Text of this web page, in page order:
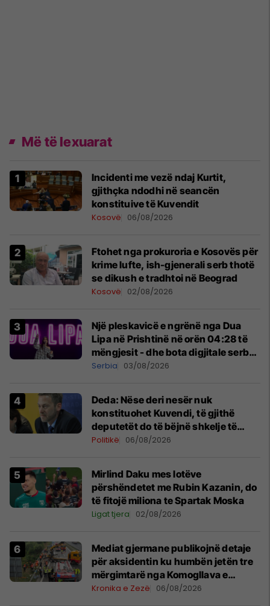
Më të lexuarat
Incidenti me vezë ndaj Kurtit,
gjithçka ndodhi në seancën
konstituive të Kuvendit
Kosovë 06/08/2026
Ftohet nga prokuroria e Kosovës për
krime lufte, ish-gjenerali serb thotë
se dikush e tradhtoi në Beograd
Kosovë 02/08/2026
Një pleskavicë e ngrënë nga Dua
Lipa në Prishtinë në orën 04:28 të
mëngjesit - dhe bota digjitale serbe
shpall gjendjen e luftës
Serbia 03/08/2026
Deda: Nëse deri nesër nuk
konstituohet Kuvendi, të gjithë
deputetët do të bëjnë shkelje të
rëndë kushtetuese
Politikë 06/08/2026
Mirlind Daku mes lotëve
përshëndetet me Rubin Kazanin, do
të fitojë miliona te Spartak Moska
Ligat tjera 02/08/2026
Mediat gjermane publikojnë detaje
për aksidentin ku humbën jetën tre
mërgimtarë nga Komogllava e
Ferizajt
Kronika e Zezë 06/08/2026